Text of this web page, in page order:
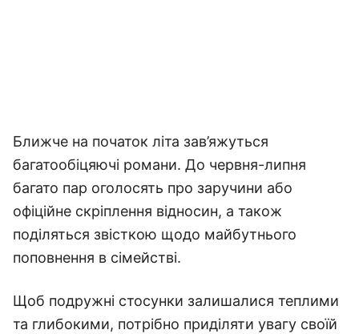
Ближче на початок літа зав’яжуться
багатообіцяючі романи. До червня-липня
багато пар оголосять про заручини або
офіційне скріплення відносин, а також
поділяться звісткою щодо майбутнього
поповнення в сімействі.
Щоб подружні стосунки залишалися теплими
та глибокими, потрібно приділяти увагу своїй